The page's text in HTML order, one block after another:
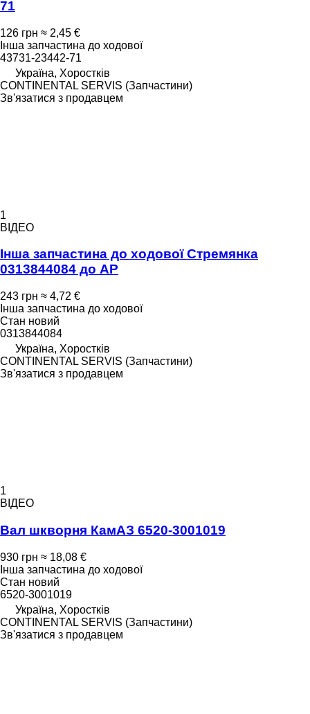
71
126 грн ≈ 2,45 €
Інша запчастина до ходової
43731-23442-71
Україна, Хоростків
CONTINENTAL SERVIS (Запчастини)
Зв'язатися з продавцем
1
ВІДЕО
Інша запчастина до ходової Стремянка
0313844084 до AP
243 грн ≈ 4,72 €
Інша запчастина до ходової
Стан новий
0313844084
Україна, Хоростків
CONTINENTAL SERVIS (Запчастини)
Зв'язатися з продавцем
1
ВІДЕО
Вал шкворня КамАЗ 6520-3001019
930 грн ≈ 18,08 €
Інша запчастина до ходової
Стан новий
6520-3001019
Україна, Хоростків
CONTINENTAL SERVIS (Запчастини)
Зв'язатися з продавцем